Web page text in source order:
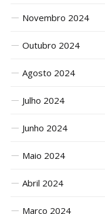
Novembro 2024
Outubro 2024
Agosto 2024
Julho 2024
Junho 2024
Maio 2024
Abril 2024
Março 2024